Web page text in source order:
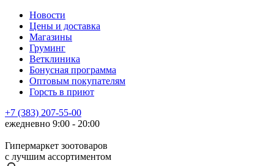
Новости
Цены и доставка
Магазины
Груминг
Ветклиника
Бонусная программа
Оптовым покупателям
Горсть в приют
+7 (383) 207-55-00
ежедневно 9:00 - 20:00
Гипермаркет зоотоваров
с лучшим ассортиментом